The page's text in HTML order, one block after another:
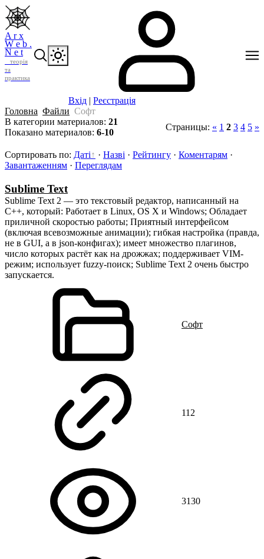
A r x
W e b .
N e t
теорія
та
практика
Вхід | Реєстрація
Головна Файли Cофт
В категории материалов: 21
Показано материалов: 6-10
Страницы: « 1 2 3 4 5 »
Сортировать по: Даті · Назві · Рейтингу · Коментарям ·
Завантаженням · Переглядам
Sublime Text
Sublime Text 2 — это текстовый редактор, написанный на
C++, который: Работает в Linux, OS X и Windows; Обладает
приличной скоростью работы; Приятный интерфейсом
(включая всевозможные анимации); гибкая настройка (правда,
не в GUI, а в json-конфигах); имеет множество плагинов,
число которых растёт как на дрожжах; поддерживает VIM-
режим; использует fuzzy-поиск; Sublime Text 2 очень быстро
запускается.
Cофт
112
3130